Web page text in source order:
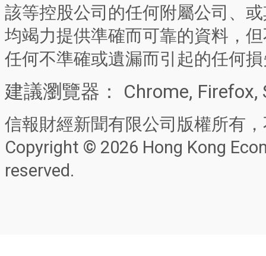
該等控股公司的任何附屬公司、
均竭力提供準確而可靠的資料，
任何不準確或遺漏而引起的任何
建議瀏覽器： Chrome, Firefox,
信報財經新聞有限公司版權所有
Copyright © 2026 Hong Kong
reserved.